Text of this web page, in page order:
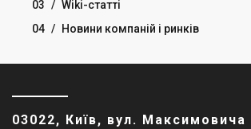
03 / Wiki-статті
04 / Новини компаній і ринків
03022, Київ, вул.